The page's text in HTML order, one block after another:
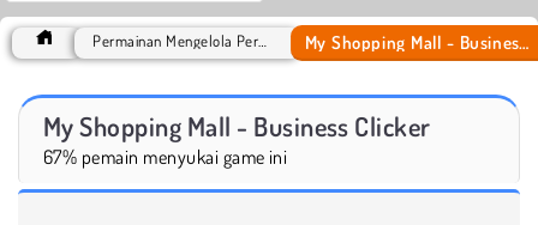
My Shopping Mall - Business Clicker
67% pemain menyukai game ini